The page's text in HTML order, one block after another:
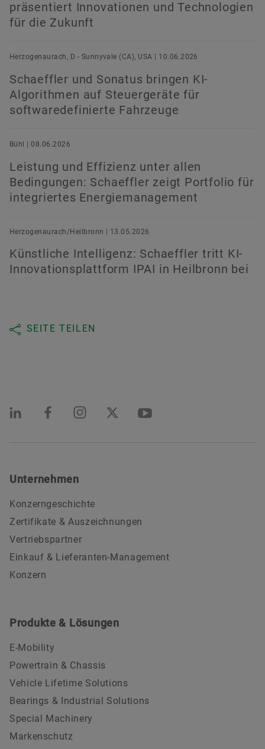
präsentiert Innovationen und Technologien
für die Zukunft
Herzogenaurach, D - Sunnyvale (CA), USA | 10.06.2026
Schaeffler und Sonatus bringen KI-
Algorithmen auf Steuergeräte für
softwaredefinierte Fahrzeuge
Bühl | 08.06.2026
Leistung und Effizienz unter allen
Bedingungen: Schaeffler zeigt Portfolio für
integriertes Energiemanagement
Herzogenaurach/Heilbronn | 13.05.2026
Künstliche Intelligenz: Schaeffler tritt KI-
Innovationsplattform IPAI in Heilbronn bei
SEITE TEILEN
Unternehmen
Konzerngeschichte
Zertifikate & Auszeichnungen
Vertriebspartner
Einkauf & Lieferanten-Management
Konzern
Produkte & Lösungen
E-Mobility
Powertrain & Chassis
Vehicle Lifetime Solutions
Bearings & Industrial Solutions
Special Machinery
Markenschutz